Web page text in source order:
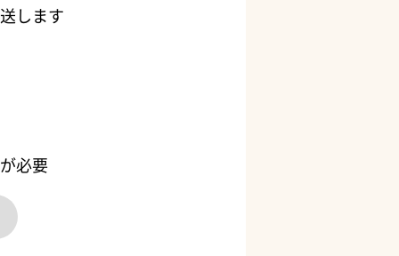
します
必要